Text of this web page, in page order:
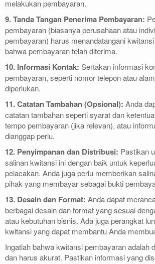
melakukan pembayaran.
9. Tanda Tangan Penerima Pembayaran:
pembayaran (biasanya perusahaan atau
pembayaran) harus menandatangani
bahwa pembayaran telah diterima.
10. Informasi Kontak: Sertakan informasi
pembayaran, seperti nomor telepon atau
diperlukan.
11. Catatan Tambahan (Opsional): Anda
catatan tambahan seperti syarat dan
tempo pembayaran (jika relevan), atau
dianggap perlu.
12. Penyimpanan dan Distribusi: Pastikan
salinan kwitansi ini dengan baik untuk
pelacakan. Anda juga perlu memberikan
pihak yang membayar sebagai bukti
13. Desain dan Format: Anda dapat
berbagai desain dan format yang sesuai
atau kebutuhan bisnis. Ada juga perangkat
kwitansi yang dapat membantu Anda
Ingatlah bahwa kwitansi pembayaran adalah
dan harus akurat. Pastikan informasi yang